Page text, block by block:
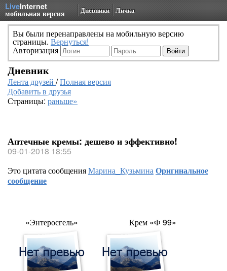
LiveInternet
мобильная версия Дневники Личка
Вы были перенаправлены на мобильную версию
страницы. Вернуться!
Авторизация
Дневник
Лента друзей /Полная версия
Добавить в друзья
Страницы: раньше»
Аптечные кремы: дешево и эффективно!
09-01-2018 18:55
Это цитата сообщенияМарина_КузьминаОригинальное
сообщение
«Энтеросгель» Крем «Ф 99»